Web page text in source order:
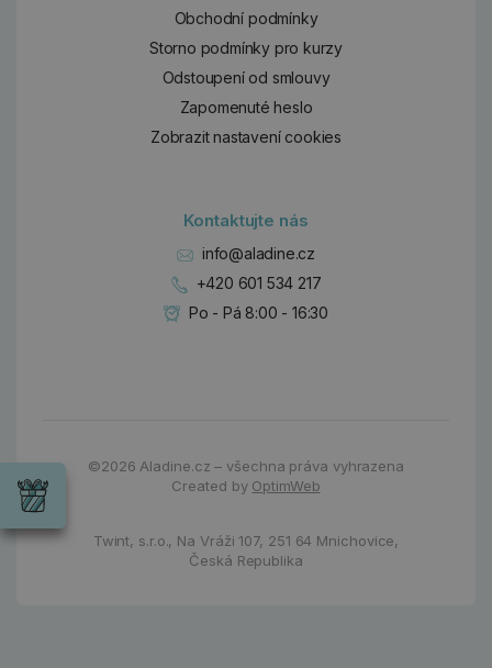
Obchodní podmínky
Storno podmínky pro kurzy
Odstoupení od smlouvy
Zapomenuté heslo
Zobrazit nastavení cookies
Kontaktujte nás
info@aladine.cz
+420 601 534 217
Po - Pá 8:00 - 16:30
©2026 Aladine.cz – všechna práva vyhrazena
Created by OptimWeb
Twint, s.r.o., Na Vráži 107, 251 64 Mnichovice,
Česká Republika
Wrendale
příležitost
Chci si vybrat